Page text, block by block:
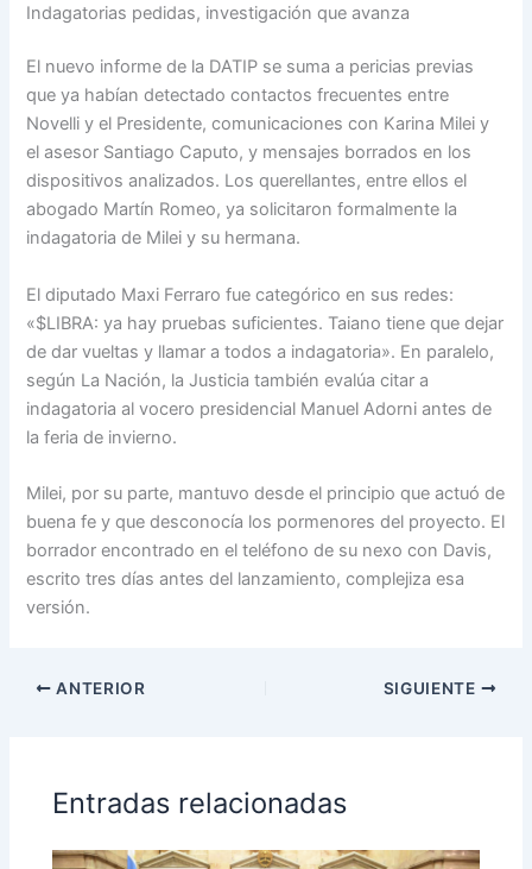
Indagatorias pedidas, investigación que avanza
El nuevo informe de la DATIP se suma a pericias previas
que ya habían detectado contactos frecuentes entre
Novelli y el Presidente, comunicaciones con Karina Milei y
el asesor Santiago Caputo, y mensajes borrados en los
dispositivos analizados. Los querellantes, entre ellos el
abogado Martín Romeo, ya solicitaron formalmente la
indagatoria de Milei y su hermana.
El diputado Maxi Ferraro fue categórico en sus redes:
«$LIBRA: ya hay pruebas suficientes. Taiano tiene que dejar
de dar vueltas y llamar a todos a indagatoria». En paralelo,
según La Nación, la Justicia también evalúa citar a
indagatoria al vocero presidencial Manuel Adorni antes de
la feria de invierno.
Milei, por su parte, mantuvo desde el principio que actuó de
buena fe y que desconocía los pormenores del proyecto. El
borrador encontrado en el teléfono de su nexo con Davis,
escrito tres días antes del lanzamiento, complejiza esa
versión.
ANTERIOR SIGUIENTE
Entradas relacionadas